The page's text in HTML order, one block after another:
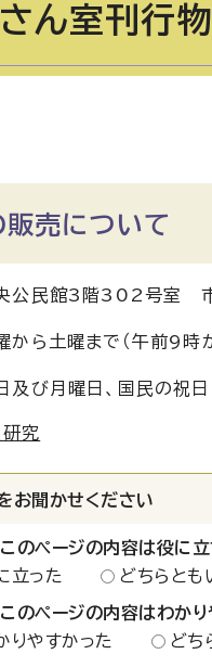
ん室刊行物
売について
央公民館3階302号室
から土曜まで（午前9
及び月曜日、国民の祝
究
お聞かせください
このページの内容は役に
立った
どちらと
このページの内容はわか
りやすかった
どち